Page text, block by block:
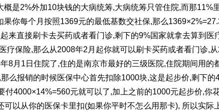
概是2%外加10块钱的大病统筹,大病统筹只管住院,而那11%
果你每个月按照1369元的最低基数交社保,那么
来直接刷卡去买药或者看门诊,剩下的9%国家就拿去算到医
疗保险,那么从2008年2 月起你就可以刷卡买药或者看门诊,从
年8月 1 日住院了,住的是南京市最好的三级医院,住院期间用的
,那么报销的时候医保中心首先扣除1000块,这是起步价,剩下的
付4000×14%=560元就可以了,加上之前的1000元起步价,你
可以从你的医保卡里扣(如果你平时不怎么用那卡), 所以实际